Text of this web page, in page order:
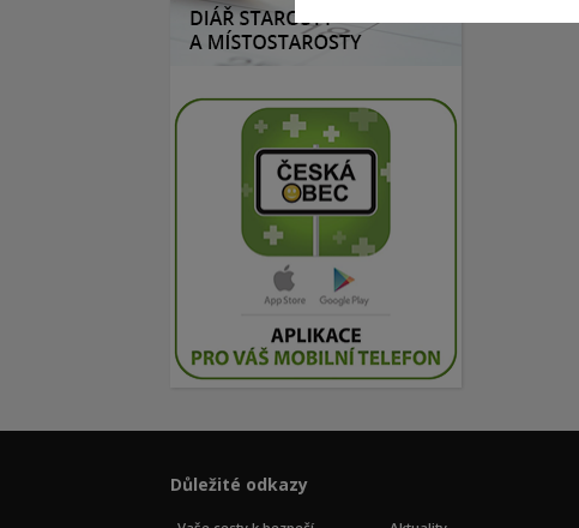
Důležité odkazy